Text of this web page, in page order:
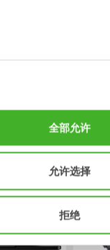
全部允许
允许选择
拒绝
SK17SR-5